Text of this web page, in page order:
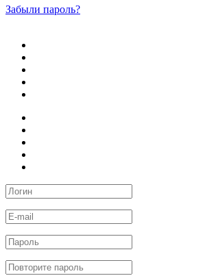
Забыли пароль?